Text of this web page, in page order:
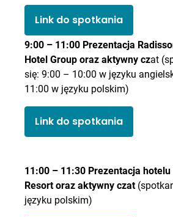
Link do spotkania
9:00 – 11:00 Prezentacja
Hotel Group oraz aktywny czat
się: 9:00 – 10:00 w języku
11:00 w języku polskim)
Link do spotkania
11:00 – 11:30 Prezentacja
Resort oraz aktywny czat
języku polskim)